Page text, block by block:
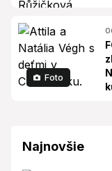
Foto
Najnovšie